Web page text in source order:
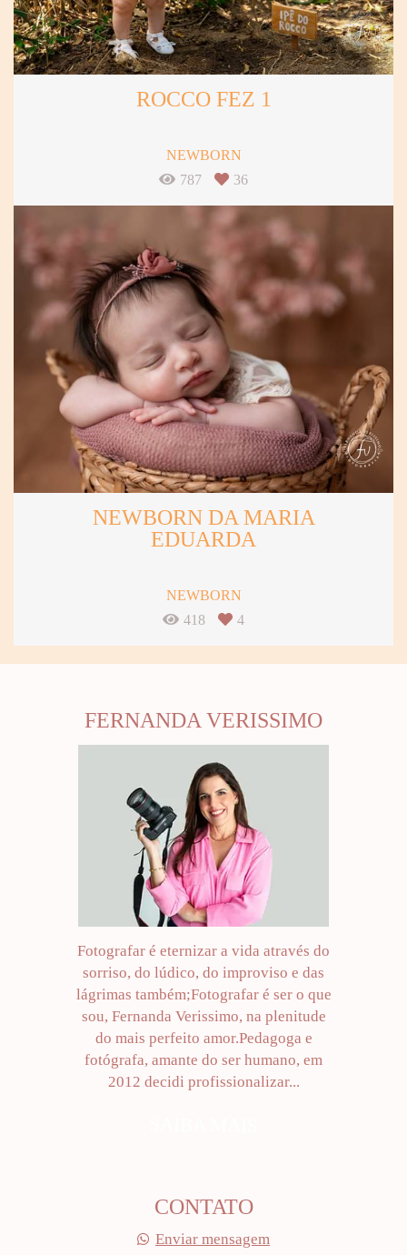
ROCCO FEZ 1
NEWBORN
787
36
NEWBORN DA MARIA
EDUARDA
NEWBORN
418
4
FERNANDA VERISSIMO
Fotografar é eternizar a vida através do
sorriso, do lúdico, do improviso e das
lágrimas também;Fotografar é ser o que
sou, Fernanda Verissimo, na plenitude
do mais perfeito amor.Pedagoga e
fotógrafa, amante do ser humano, em
2012 decidi profissionalizar...
CONTATO
Enviar mensagem